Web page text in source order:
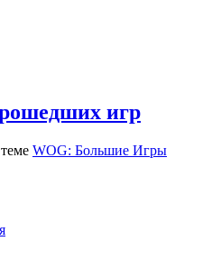
игр
WOG: Большие Игры